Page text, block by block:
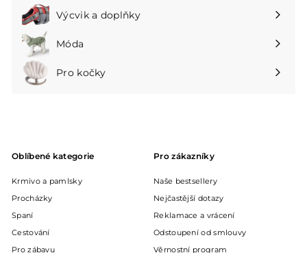
podnabídku
Výcvik a doplňky
Rozbalte
podnabídku
Móda
Rozbalte
podnabídku
Pro kočky
Rozbalte
Oblíbené kategorie
Krmivo a pamlsky
Procházky
Spaní
Cestování
Pro zábavu
Pro zákazníky
Naše bestsellery
Nejčastější dotazy
Reklamace a vrácení
Odstoupení od smlouvy
Věrnostní program